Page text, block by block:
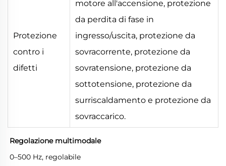
Protezione
contro i
difetti
motore all'accensione, protezione
da perdita di fase in
ingresso/uscita, protezione da
sovracorrente, protezione da
sovratensione, protezione da
sottotensione, protezione da
surriscaldamento e protezione da
sovraccarico.
Regolazione multimodale
0–500 Hz, regolabile